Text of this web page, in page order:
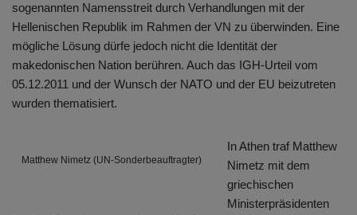
sogenannten Namensstreit durch Verhandlungen mit der
Hellenischen Republik im Rahmen der VN zu überwinden. Eine
mögliche Lösung dürfe jedoch nicht die Identität der
makedonischen Nation berühren. Auch das IGH-Urteil vom
05.12.2011 und der Wunsch der NATO und der EU beizutreten
wurden thematisiert.
Matthew Nimetz (UN-Sonderbeauftragter)
In Athen traf Matthew
Nimetz mit dem
griechischen
Ministerpräsidenten